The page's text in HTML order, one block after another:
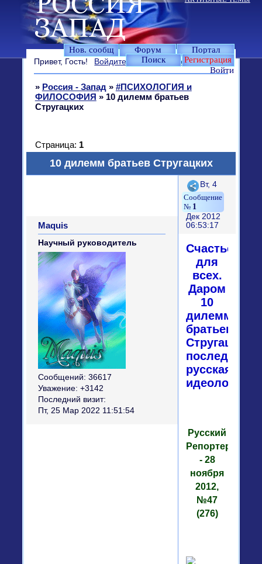
Нов. сообщ Форум
Портал
Поиск
Регистрация
Войти
Привет, Гость! Войдите илизарегистрируйтесь.
» Россия - Запад » #ПСИХОЛОГИЯ и
ФИЛОСОФИЯ » 10 дилемм братьев
Стругацких
10 дилемм братьев Стругацких
Страница: 1
Поделиться
1
Вт, 4
Дек 2012
06:53:17
Maquis
Научный руководитель
Сообщений: 36617
Уважение: +3142
Последний визит:
Пт, 25 Мар 2022 11:51:54
Счастье
для
всех.
Даром
10
дилемм
братьев
Стругацких:
последняя
русская
идеология
Русский
Репортер
- 28
ноября
2012,
№47
(276)